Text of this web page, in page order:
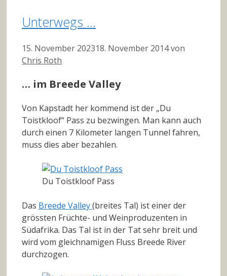
Unterwegs …
15. November 202318. November 2014von
Chris Roth
… im Breede Valley
Von Kapstadt her kommend ist der „Du
Toistkloof“ Pass zu bezwingen. Man kann auch
durch einen 7 Kilometer langen Tunnel fahren,
muss dies aber bezahlen.
Du Toistkloof Pass
Das Breede Valley(breites Tal) ist einer der
grössten Früchte- und Weinproduzenten in
Südafrika. Das Tal ist in der Tat sehr breit und
wird vom gleichnamigen Fluss Breede River
durchzogen.